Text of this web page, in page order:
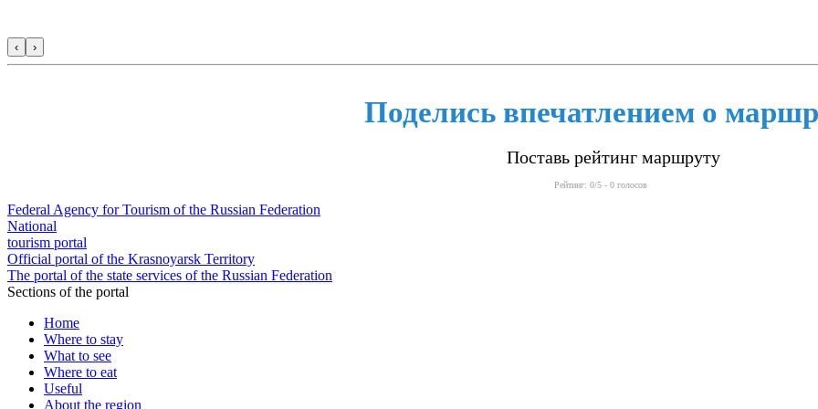
‹ ›
Поделись впечатлением о
Поставь рейтинг маршруту
Рейтинг: 0/5 - 0 голосов
Federal Agency for Tourism of the Russian Federation
National
tourism portal
Official portal of the Krasnoyarsk Territory
The portal of the state services of the Russian Federation
Sections of the portal
Home
Where to stay
What to see
Where to eat
Useful
About the region